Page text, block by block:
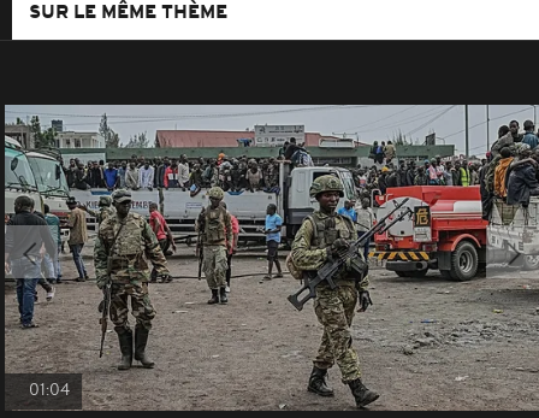
SUR LE MÊME THÈME
01:04